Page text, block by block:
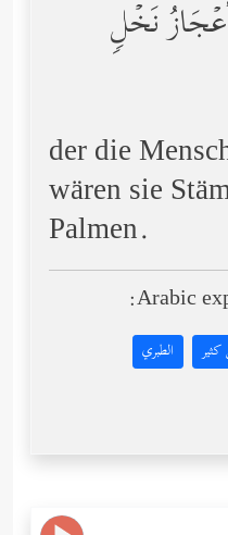
نَخۡلࣲ
der die
wären sie
Palmen.
Arabic
كثير الطبري